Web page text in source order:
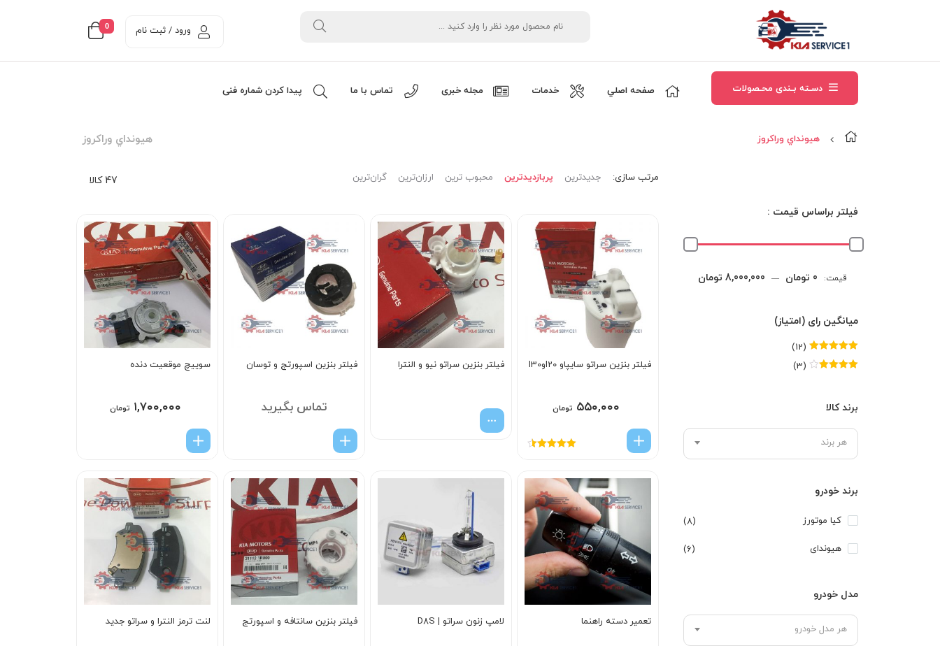
0 ورود / ثبت نام
دسـته بـندی محـصولات صفحه اصلي خدمات مجله خبری تماس با ما پیدا کردن شماره فنی
هيونداي وراکروز هيونداي وراکروز
فیلتر براساس قیمت :
حداقل
حداکثر
قیمت: 0 تومان — 8,000,000 تومان
میانگین رای (امتیاز)
امتیاز 5 از 5
(12)
(3)
برند کالا
هر برند
برند خودرو
کیا موتورز (8)
هیوندای (6)
مدل خودرو
هر مدل خودرو
47 کالا مرتب‌ سازی: جدیدترین پربازدیدترین محبوب ترین ارزان‌ترین گران‌ترین
فیلتر بنزین سراتو سایپاو I20وI30
۵۵۰,۰۰۰ تومان
فیلتر بنزین سراتو نیو و النترا فیلتر بنزین اسپورتج و توسان
تماس بگیرید
سوييچ موقعيت دنده
۱,۷۰۰,۰۰۰ تومان
تعمیر دسته راهنما لامپ زنون سراتو | D8S فیلتر بنزین سانتافه و اسپورتج لنت ترمز النترا و سراتو جدید